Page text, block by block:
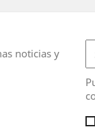
noticias y